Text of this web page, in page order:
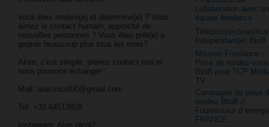
collaboration avec
équipe freelance
Indépendant(e) BtoB
Mission Freelance –
Prise de rendez-vous
BtoB pour TCP
TV
Campagne de prise
rendez BtoB //
Fournisseur
FRANCE
Vous êtes motivé(e) et déterminé(e) ? Vous
aimez le contact humain, approché de
nouvelles personnes ? Vous êtes prêt(e) à
gagner beaucoup plus tous les mois?
Alors, c'est simple, prenez contact moi et
nous pourrons échanger :
Mail: alan.nicol00@gmail.com
Tel: +33 64513828
Instagram: Alan.nicol2